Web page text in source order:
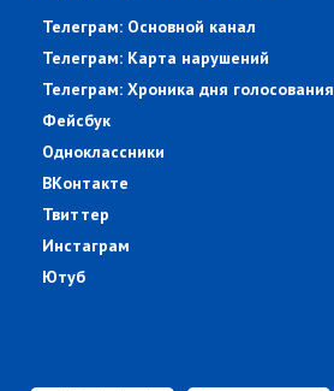
Телеграм: Основной канал
Телеграм: Карта нарушений
Телеграм: Хроника дня голосования
Фейсбук
Одноклассники
ВКонтакте
Твиттер
Инстаграм
Ютуб